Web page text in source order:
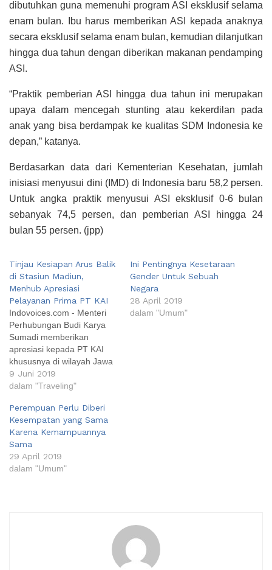
dibutuhkan guna memenuhi program ASI eksklusif selama
enam bulan. Ibu harus memberikan ASI kepada anaknya
secara eksklusif selama enam bulan, kemudian dilanjutkan
hingga dua tahun dengan diberikan makanan pendamping
ASI.
“Praktik pemberian ASI hingga dua tahun ini merupakan
upaya dalam mencegah stunting atau kekerdilan pada
anak yang bisa berdampak ke kualitas SDM Indonesia ke
depan,” katanya.
Berdasarkan data dari Kementerian Kesehatan, jumlah
inisiasi menyusui dini (IMD) di Indonesia baru 58,2 persen.
Untuk angka praktik menyusui ASI eksklusif 0-6 bulan
sebanyak 74,5 persen, dan pemberian ASI hingga 24
bulan 55 persen. (jpp)
Tinjau Kesiapan Arus Balik
di Stasiun Madiun,
Menhub Apresiasi
Pelayanan Prima PT KAI
Indovoices.com - Menteri
Perhubungan Budi Karya
Sumadi memberikan
apresiasi kepada PT KAI
khususnya di wilayah Jawa
Timur, yang telah
memberikan pelayanan
pada arus mudik dan balik
tahun ini. Hal tersebut
disampaikan Menhub saat
meninjau Stasiun Madiun
bersama Menkes Nila F.
Moeloek untuk mengecek
9 Juni 2019
dalam "Traveling"
Ini Pentingnya Kesetaraan
Gender Untuk Sebuah
Negara
28 April 2019
dalam "Umum"
Perempuan Perlu Diberi
Kesempatan yang Sama
Karena Kemampuannya
Sama
29 April 2019
dalam "Umum"